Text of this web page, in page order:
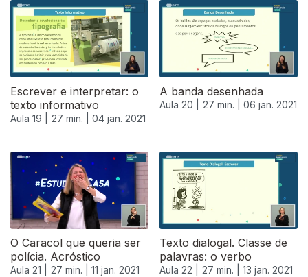
Escrever e interpretar: o
texto informativo
Aula 19 | 27 min. | 04 jan. 2021
A banda desenhada
Aula 20 | 27 min. | 06 jan. 2021
O Caracol que queria ser
polícia. Acróstico
Aula 21 | 27 min. | 11 jan. 2021
Texto dialogal. Classe de
palavras: o verbo
Aula 22 | 27 min. | 13 jan. 2021